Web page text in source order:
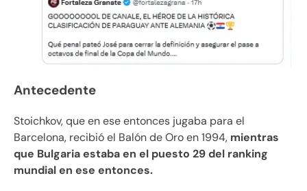
Antecedente
Stoichkov, que en ese entonces jugaba para el
Barcelona, ​​recibió el Balón de Oro en 1994, mientras
que Bulgaria estaba en el puesto 29 del ranking
mundial en ese entonces.